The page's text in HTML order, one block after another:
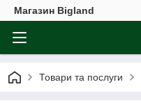
Магазин Bigland
Товари та послуги